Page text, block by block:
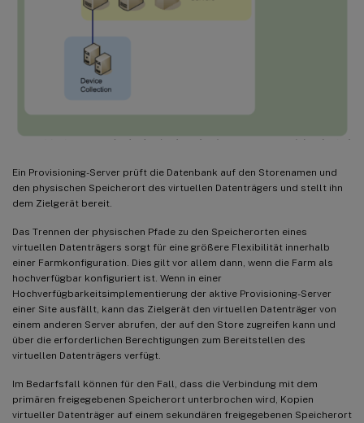
Ein Provisioning-Server prüft die Datenbank auf den Storenamen und
den physischen Speicherort des virtuellen Datenträgers und stellt ihn
dem Zielgerät bereit.
Das Trennen der physischen Pfade zu den Speicherorten eines
virtuellen Datenträgers sorgt für eine größere Flexibilität innerhalb
einer Farmkonfiguration. Dies gilt vor allem dann, wenn die Farm als
hochverfügbar konfiguriert ist. Wenn in einer
Hochverfügbarkeitsimplementierung der aktive Provisioning-Server
einer Site ausfällt, kann das Zielgerät den virtuellen Datenträger von
einem anderen Server abrufen, der auf den Store zugreifen kann und
über die erforderlichen Berechtigungen zum Bereitstellen des
virtuellen Datenträgers verfügt.
Im Bedarfsfall können für den Fall, dass die Verbindung mit dem
primären freigegebenen Speicherort unterbrochen wird, Kopien
virtueller Datenträger auf einem sekundären freigegebenen Speicherort